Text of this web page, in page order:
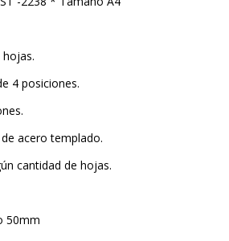
4 posiciones.
acero templado.
cantidad de hojas.
50mm